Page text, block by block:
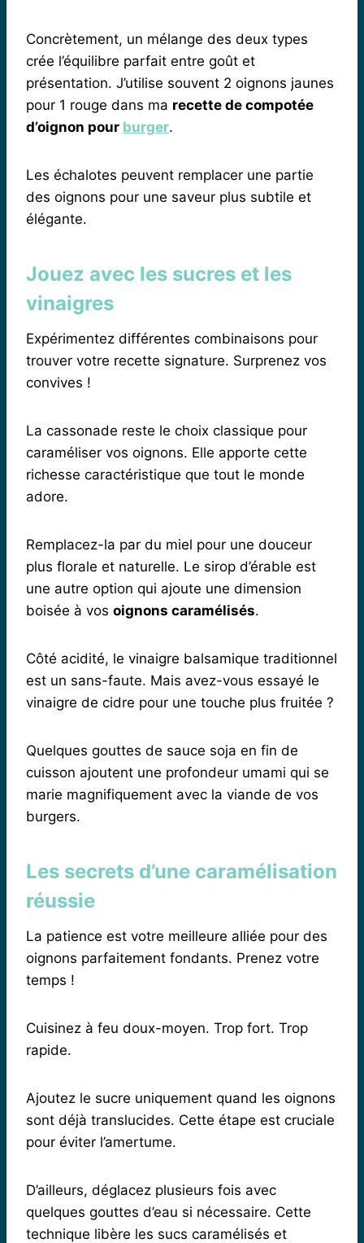
Concrètement, un mélange des deux types
crée l’équilibre parfait entre goût et
présentation. J’utilise souvent 2 oignons jaunes
pour 1 rouge dans ma recette de compotée
d’oignon pour burger.
Les échalotes peuvent remplacer une partie
des oignons pour une saveur plus subtile et
élégante.
Jouez avec les sucres et les
vinaigres
Expérimentez différentes combinaisons pour
trouver votre recette signature. Surprenez vos
convives !
La cassonade reste le choix classique pour
caraméliser vos oignons. Elle apporte cette
richesse caractéristique que tout le monde
adore.
Remplacez-la par du miel pour une douceur
plus florale et naturelle. Le sirop d’érable est
une autre option qui ajoute une dimension
boisée à vos oignons caramélisés.
Côté acidité, le vinaigre balsamique traditionnel
est un sans-faute. Mais avez-vous essayé le
vinaigre de cidre pour une touche plus fruitée ?
Quelques gouttes de sauce soja en fin de
cuisson ajoutent une profondeur umami qui se
marie magnifiquement avec la viande de vos
burgers.
Les secrets d’une caramélisation
réussie
La patience est votre meilleure alliée pour des
oignons parfaitement fondants. Prenez votre
temps !
Cuisinez à feu doux-moyen. Trop fort. Trop
rapide.
Ajoutez le sucre uniquement quand les oignons
sont déjà translucides. Cette étape est cruciale
pour éviter l’amertume.
D’ailleurs, déglacez plusieurs fois avec
quelques gouttes d’eau si nécessaire. Cette
technique libère les sucs caramélisés et